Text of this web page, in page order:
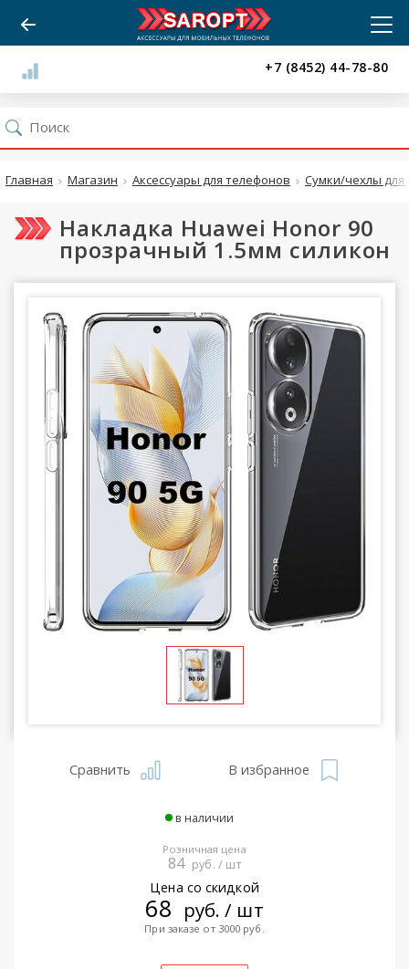
+7 (8452) 44-78-80
Главная Магазин Аксессуары для телефонов Сумки/чехлы для
Накладка Huawei Honor 90
прозрачный 1.5мм силикон
Сравнить В избранное
в наличии
Розничная цена
84 руб. / шт
Цена со скидкой
68 руб. / шт
При заказе от 3000 руб.